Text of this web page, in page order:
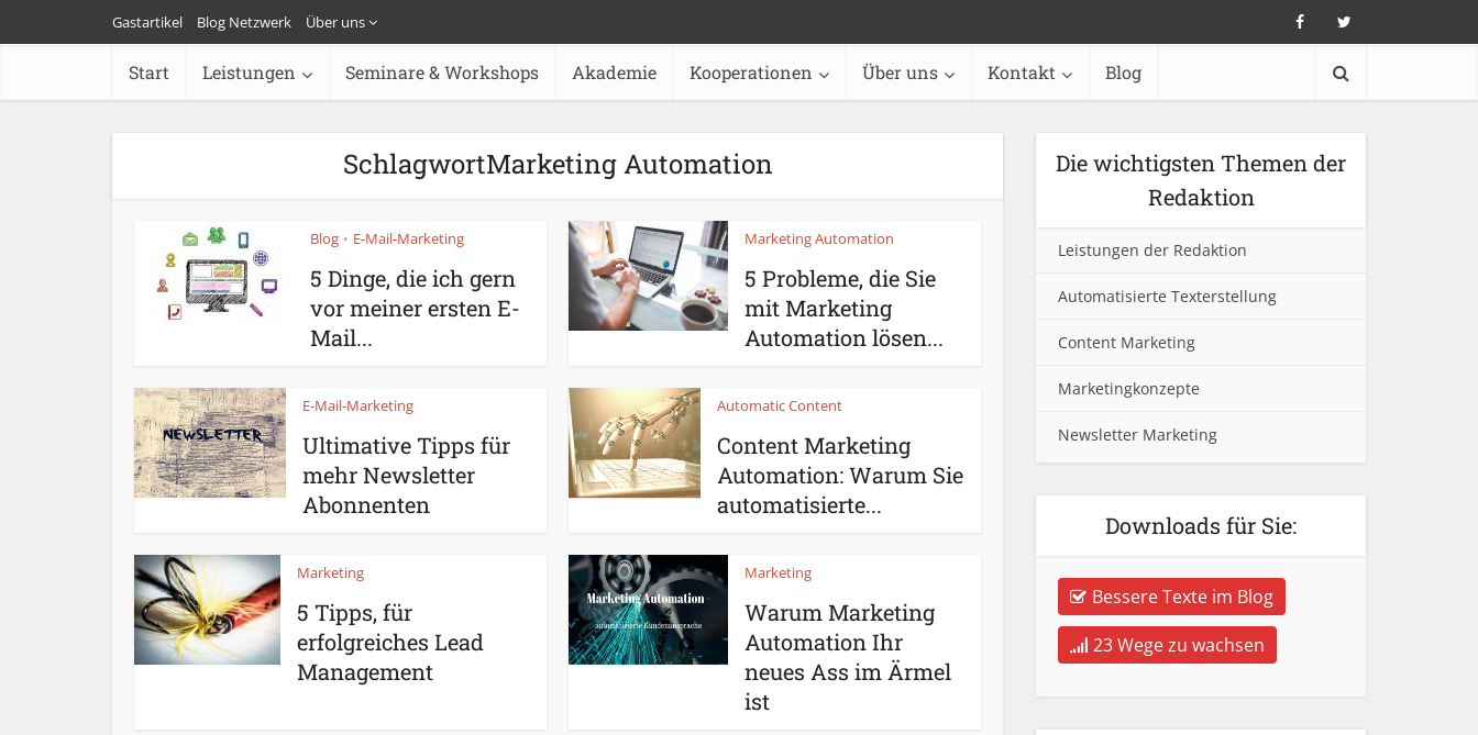
Gastartikel Blog Netzwerk Über uns
Start Leistungen Seminare & Workshops Akademie Kooperationen Über uns Kontakt Blog
SchlagwortMarketing Automation
Blog • E-Mail-Marketing
5 Dinge, die ich gern
vor meiner ersten E-
Mail...
Marketing Automation
5 Probleme, die Sie
mit Marketing
Automation lösen...
E-Mail-Marketing
Ultimative Tipps für
mehr Newsletter
Abonnenten
Automatic Content
Content Marketing
Automation: Warum Sie
automatisierte...
Marketing
5 Tipps, für
erfolgreiches Lead
Management
Marketing
Warum Marketing
Automation Ihr
neues Ass im Ärmel
ist
Die wichtigsten Themen der
Redaktion
Leistungen der Redaktion
Automatisierte Texterstellung
Content Marketing
Marketingkonzepte
Newsletter Marketing
Downloads für Sie:
Bessere Texte im Blog
23 Wege zu wachsen